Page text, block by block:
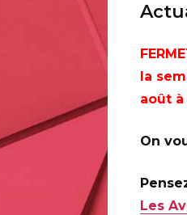
Henrot
Toute la France
la
août à
On
Les